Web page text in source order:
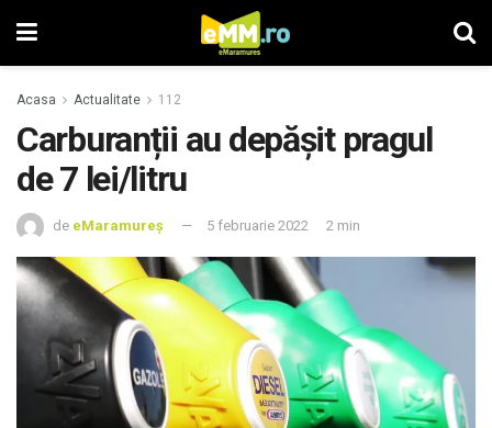
Acasa Actualitate 112
Carburanții au depășit pragul
de 7 lei/litru
de eMaramureș 5 februarie 2022 2 min